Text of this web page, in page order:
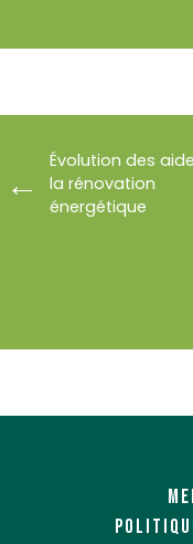
Évolution des
la rénovation
énergétique